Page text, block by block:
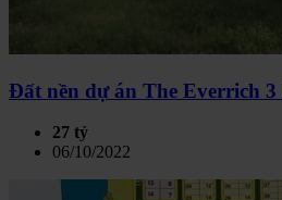
Đất nền dự án The Everrich
27 tỷ
06/10/2022